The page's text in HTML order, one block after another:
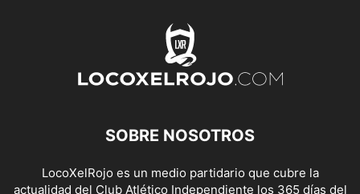
SOBRE NOSOTROS
LocoXelRojo es un medio partidario que cubre la
actualidad del Club Atlético Independiente los 365 días del